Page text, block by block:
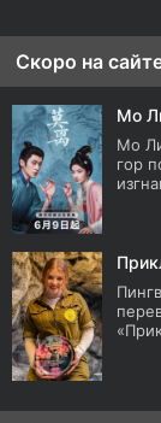
Скоро на
Мо
Мо
гор